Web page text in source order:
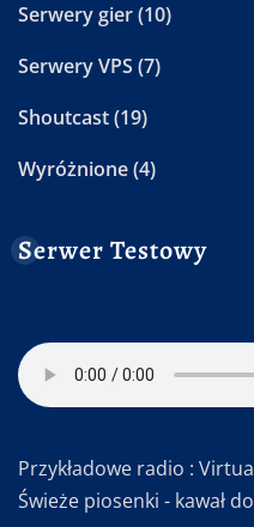
Serwery gier(10)
Serwery VPS (7)
Shoutcast(19)
Wyróżnione(4)
Serwer Testowy
Przykładowe radio :
Świeże piosenki - kawał